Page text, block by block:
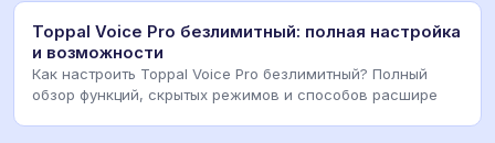
Toppal Voice Pro безлимитный: полная настройка
и возможности
Как настроить Toppal Voice Pro безлимитный? Полный
обзор функций, скрытых режимов и способов расшире